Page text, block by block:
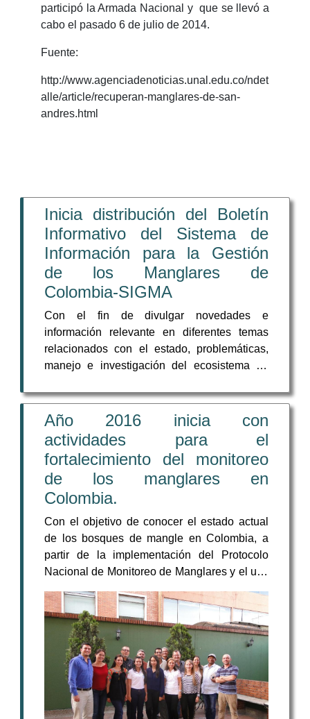
participó la Armada Nacional y que se llevó a
cabo el pasado 6 de julio de 2014.
Fuente:
http://www.agenciadenoticias.unal.edu.co/ndet
alle/article/recuperan-manglares-de-san-
andres.html
Inicia distribución del Boletín
Informativo del Sistema de
Información para la Gestión
de los Manglares de
Colombia-SIGMA
Con el fin de divulgar novedades e
información relevante en diferentes temas
relacionados con el estado, problemáticas,
manejo e investigación del ecosistema de
Información para la Gestión de los Manglares
de Colombia-SIGMA, inicia la distribución de
su Boletín Informativo.
Año 2016 inicia con
actividades para el
fortalecimiento del monitoreo
de los manglares en
Colombia.
Con el objetivo de conocer el estado actual
de los bosques de mangle en Colombia, a
partir de la implementación del Protocolo
Nacional de Monitoreo de Manglares y el uso
de los Manglares de Colombia (SIGMA), el
pasado 2 de marzo de 2016 se llevó acabo
en la ciudad de Bogotá, la socialización y
divulgación de resultados generados en el
proceso de implementación del Protocolo
Nacional de Monitoreo de Manglares-PNMM,
organizada por el MADS y ASOCARS.